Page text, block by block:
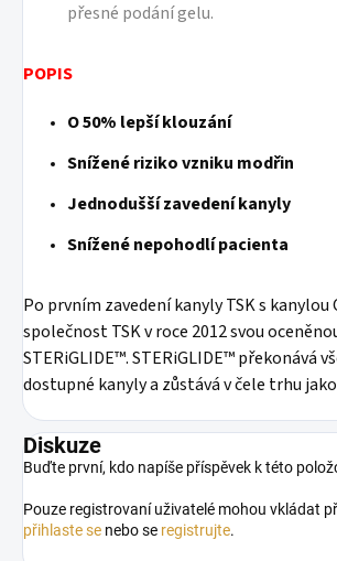
přesné podání gelu.
POPIS
O 50% lepší klouzání
Snížené riziko vzniku modřin
Jednodušší zavedení kanyly
Snížené nepohodlí pacienta
Po prvním zavedení kanyly TSK s kanylou
společnost TSK v roce 2012 svou
STERiGLIDE™. STERiGLIDE™ překonává
dostupné kanyly a zůstává v čele trhu
Diskuze
Buďte první, kdo napíše příspěvek k této
Pouze registrovaní uživatelé mohou vkládat
přihlaste se nebo se registrujte.